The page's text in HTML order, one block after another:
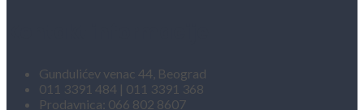
Gundulićev venac 44, Beograd
011 3391 484 | 011 3391 368
Prodavnica: 066 802 8607